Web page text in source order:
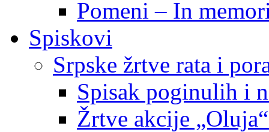
Pomeni – In
Spiskovi
Srpske žrtve rata i
Spisak poginulih i
Žrtve akcije